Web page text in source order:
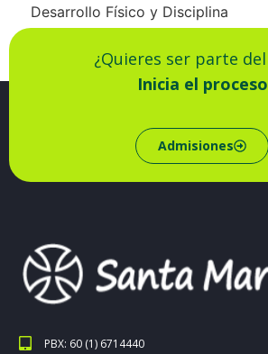
Desarrollo Físico y Disciplina
¿Quieres ser parte del
Inicia el proceso
Admisiones
PBX: 60 (1) 6714440